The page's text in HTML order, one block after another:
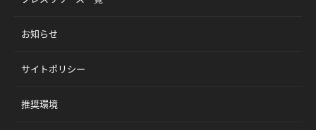
お知らせ
サイトポリシー
推奨環境